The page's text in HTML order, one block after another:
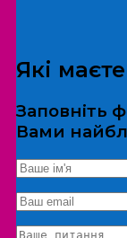
Екскурсія/
Які
Заповніть
Вами